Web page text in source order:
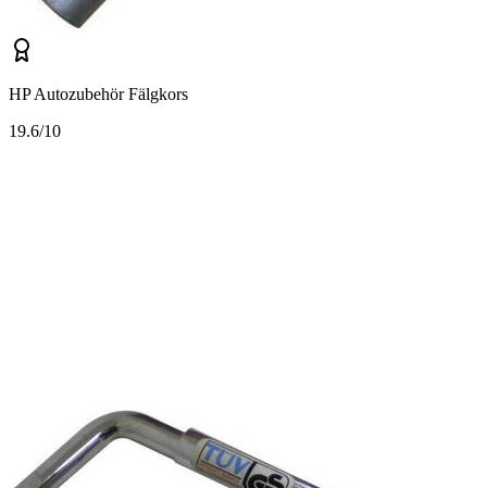
HP Autozubehör Fälgkors
19.6/10